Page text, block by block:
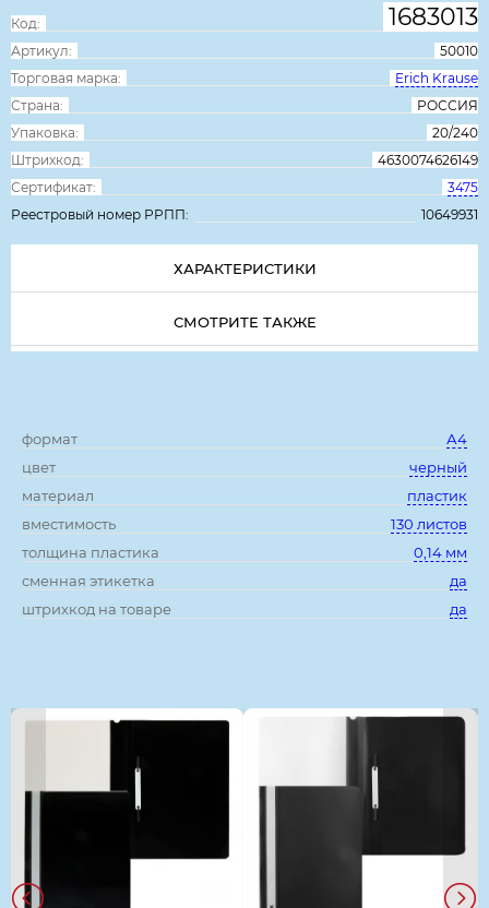
Код: 1683013
Артикул:
50010
Торговая марка:
Erich Krause
Страна:
РОССИЯ
Упаковка:
20/240
Штрихкод:
4630074626149
Сертификат:
3475
Реестровый номер РРПП:
10649931
ХАРАКТЕРИСТИКИ
СМОТРИТЕ ТАКЖЕ
формат
А4
цвет
черный
материал
пластик
вместимость
130 листов
толщина пластика
0,14 мм
сменная этикетка
да
штрихкод на товаре
да